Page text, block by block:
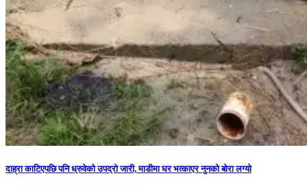
दाह्रा काटिएपछि पनि ध्रुवेको उपद्रो जारी, माडीमा घर भत्काएर नुनको बोरा लग्यो